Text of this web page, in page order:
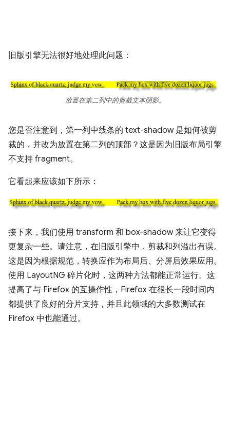
旧版引擎无法很好地处理此问题：
放置在第二列中的剪裁文本阴影。
您是否注意到，第一列中线条的 text-shadow 是如何被剪
裁的，并改为放置在第二列的顶部？这是因为旧版布局引擎
不支持 fragment。
它看起来应该如下所示：
接下来，我们使用 transform 和 box-shadow 来让它变得
更复杂一些。请注意，在旧版引擎中，剪裁和列溢出有误。
这是因为根据规范，转换应作为布局后、分屏后效果应用。
使用 LayoutNG 碎片化时，这两种方法都能正常运行。这
提高了与 Firefox 的互操作性，Firefox 在很长一段时间内
都提供了良好的分片支持，并且此领域的大多数测试在
Firefox 中也能通过。